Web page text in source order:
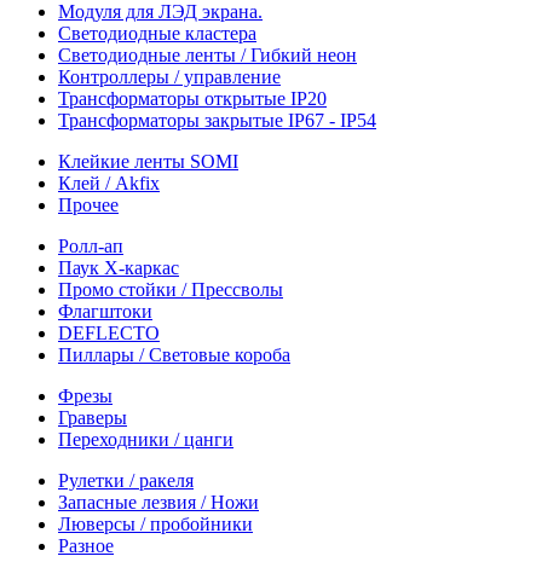
Модуля для ЛЭД экрана.
Светодиодные кластера
Светодиодные ленты / Гибкий неон
Контроллеры / управление
Трансформаторы открытые IP20
Трансформаторы закрытые IP67 - IP54
Клейкие ленты SOMI
Клей / Akfix
Прочее
Ролл-ап
Паук X-каркас
Промо стойки / Прессволы
Флагштоки
DEFLECTO
Пиллары / Световые короба
Фрезы
Граверы
Переходники / цанги
Рулетки / ракеля
Запасные лезвия / Ножи
Люверсы / пробойники
Разное